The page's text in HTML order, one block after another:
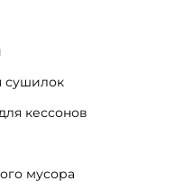
сушилок
кессонов
мусора